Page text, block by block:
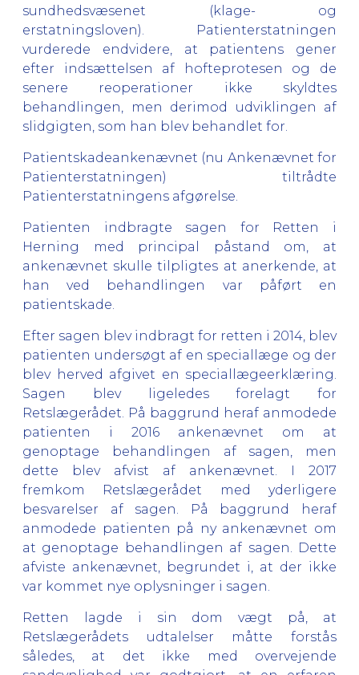
sundhedsvæsenet (klage- og
erstatningsloven). Patienterstatningen
vurderede endvidere, at patientens gener
efter indsættelsen af hofteprotesen og de
senere reoperationer ikke skyldtes
behandlingen, men derimod udviklingen af
slidgigten, som han blev behandlet for.
Patientskadeankenævnet (nu Ankenævnet for
Patienterstatningen) tiltrådte
Patienterstatningens afgørelse.
Patienten indbragte sagen for Retten i
Herning med principal påstand om, at
ankenævnet skulle tilpligtes at anerkende, at
han ved behandlingen var påført en
patientskade.
Efter sagen blev indbragt for retten i 2014, blev
patienten undersøgt af en speciallæge og der
blev herved afgivet en speciallægeerklæring.
Sagen blev ligeledes forelagt for
Retslægerådet. På baggrund heraf anmodede
patienten i 2016 ankenævnet om at
genoptage behandlingen af sagen, men
dette blev afvist af ankenævnet. I 2017
fremkom Retslægerådet med yderligere
besvarelser af sagen. På baggrund heraf
anmodede patienten på ny ankenævnet om
at genoptage behandlingen af sagen. Dette
afviste ankenævnet, begrundet i, at der ikke
var kommet nye oplysninger i sagen.
Retten lagde i sin dom vægt på, at
Retslægerådets udtalelser måtte forstås
således, at det ikke med overvejende